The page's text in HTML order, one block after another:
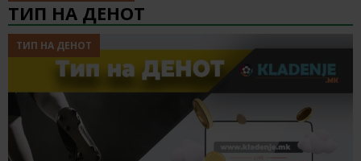
ТИП НА ДЕНОТ
ТИП НА ДЕНОТ